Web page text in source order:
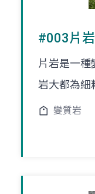
#003片岩
片岩是一種
岩大都為細
變質岩